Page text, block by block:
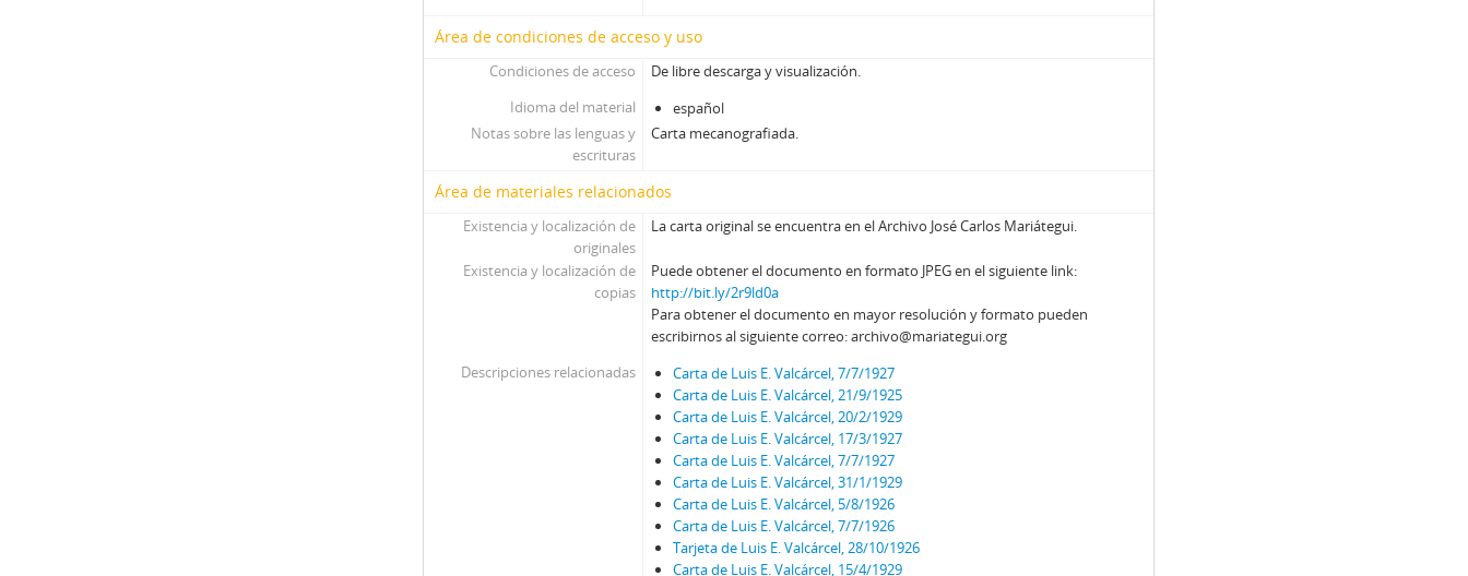
Área de condiciones de acceso y uso
Condiciones de acceso
De libre descarga y visualización.
Idioma del material
español
Notas sobre las lenguas y
escrituras
Carta mecanografiada.
Área de materiales relacionados
Existencia y localización de
originales
La carta original se encuentra en el Archivo José Carlos Mariátegui.
Existencia y localización de
copias
Puede obtener el documento en formato JPEG en el siguiente link:
http://bit.ly/2r9ld0a
Para obtener el documento en mayor resolución y formato pueden
escribirnos al siguiente correo: archivo@mariategui.org
Descripciones relacionadas
Carta de Luis E. Valcárcel, 7/7/1927
Carta de Luis E. Valcárcel, 21/9/1925
Carta de Luis E. Valcárcel, 20/2/1929
Carta de Luis E. Valcárcel, 17/3/1927
Carta de Luis E. Valcárcel, 7/7/1927
Carta de Luis E. Valcárcel, 31/1/1929
Carta de Luis E. Valcárcel, 5/8/1926
Carta de Luis E. Valcárcel, 7/7/1926
Tarjeta de Luis E. Valcárcel, 28/10/1926
Carta de Luis E. Valcárcel, 15/4/1929